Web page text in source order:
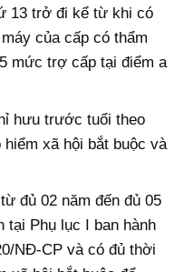
13 trở đi kể từ khi có
của cấp có thẩm
mức trợ cấp tại điểm a
hưu trước tuổi theo
xã hội bắt buộc và
đủ 02 năm đến đủ 05
tại Phụ lục I ban hành
NĐ-CP và có đủ thời